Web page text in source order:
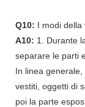
Q10: I modi della
A10: 1. Durante
separare le parti
In linea
vestiti, oggetti di
poi la parte